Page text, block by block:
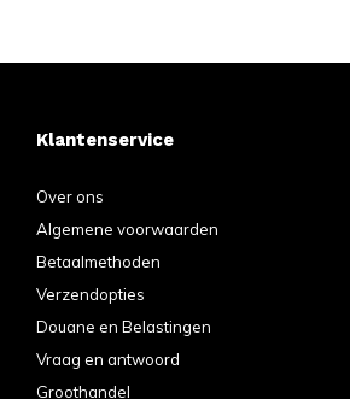
Klantenservice
Over ons
Algemene voorwaarden
Betaalmethoden
Verzendopties
Douane en Belastingen
Vraag en antwoord
Groothandel